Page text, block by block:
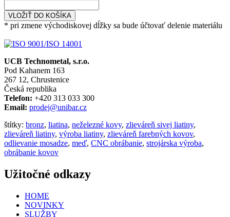
VLOŽIŤ DO KOŠÍKA
* pri zmene východiskovej dĺžky sa bude účtovať delenie materiálu
UCB Technometal, s.r.o.
Pod Kahanem 163
267 12, Chrustenice
Česká republika
Telefon: +420 313 033 300
Email: prodej@unibar.cz
štítky: bronz, liatina, neželezné kovy, zlieváreň sivej liatiny,
zlieváreň liatiny, výroba liatiny, zlieváreň farebných kovov,
odlievanie mosadze, meď, CNC obrábanie, strojárska výroba,
obrábanie kovov
Užitočné odkazy
HOME
NOVINKY
SLUŽBY